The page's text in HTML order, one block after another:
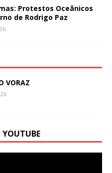
Protestos Oceânicos
de Rodrigo Paz
VORAZ